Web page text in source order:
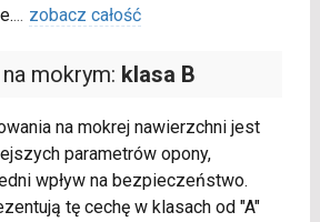
... zobacz całość
mokrym: klasa B
na mokrej nawierzchni jest
parametrów opony,
wpływ na bezpieczeństwo.
tę cechę w klasach od "A"